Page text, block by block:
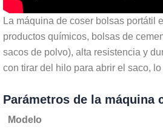
La máquina de coser bolsas portátil
productos químicos, bolsas de
sacos de polvo), alta resistencia y
con tirar del hilo para abrir el saco,
Parámetros de la máquina
Modelo